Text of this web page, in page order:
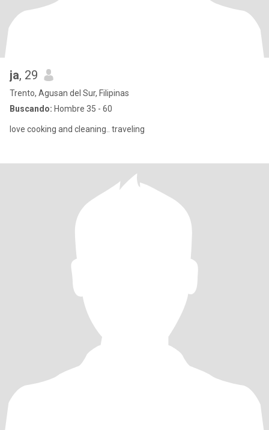
ja, 29
Trento, Agusan del Sur, Filipinas
Buscando: Hombre 35 - 60
love cooking and cleaning.. traveling